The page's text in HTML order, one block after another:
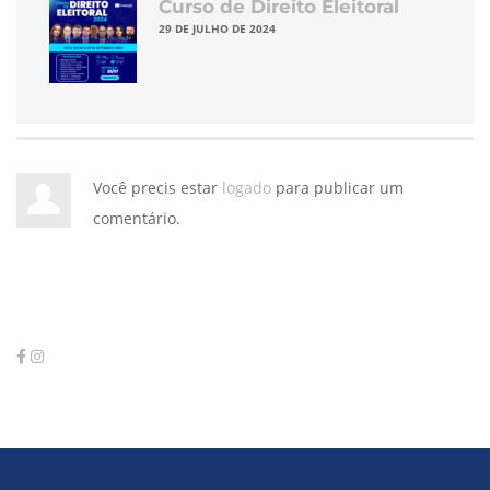
Curso de Direito Eleitoral
29 DE JULHO DE 2024
Você precis estar logado para publicar um
comentário.